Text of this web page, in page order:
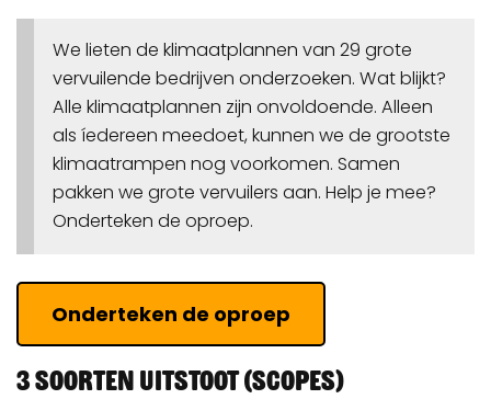
We lieten de klimaatplannen van 29 grote
vervuilende bedrijven onderzoeken. Wat blijkt?
Alle klimaatplannen zijn onvoldoende. Alleen
als íedereen meedoet, kunnen we de grootste
klimaatrampen nog voorkomen. Samen
pakken we grote vervuilers aan. Help je mee?
Onderteken de oproep.
Onderteken de oproep
3 soorten uitstoot (scopes)